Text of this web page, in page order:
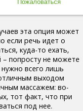
эта опция может
если речь идет о
куда-то ехать,
– попросту не можете
нужно всего лишь
выходом
массажем: во-
тот факт, что при
под нее.